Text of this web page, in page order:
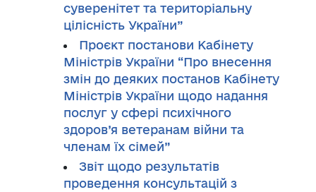
суверенітет та територіальну
цілісність України”
Проєкт постанови Кабінету
Міністрів України “Про внесення
змін до деяких постанов Кабінету
Міністрів України щодо надання
послуг у сфері психічного
здоров’я ветеранам війни та
членам їх сімей”
Звіт щодо результатів
проведення консультацій з